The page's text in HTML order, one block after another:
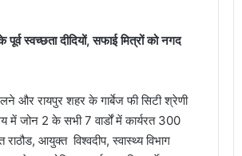
स्वच्छता दीदियों, सफाई मित्रों को नगद
और रायपुर शहर के गार्बेज फी सिटी श्रेणी
में जोन 2 के सभी 7 वार्डों में कार्यरत 300
राठौड, आयुक्त विश्वदीप, स्वास्थ्य विभाग